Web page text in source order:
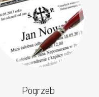
Pogrzeb